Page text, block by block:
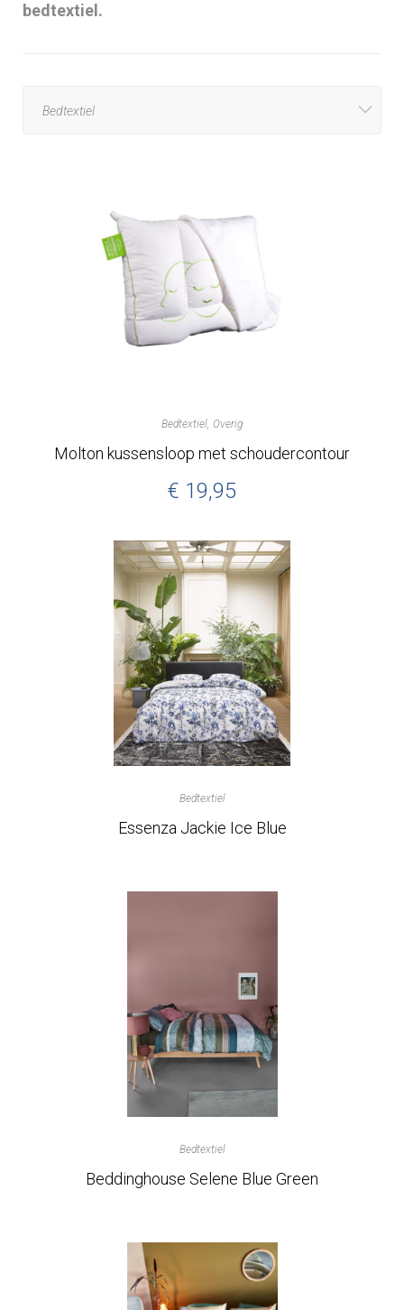
bedtextiel.
Bedtextiel Overig
Molton kussensloop met schoudercontour
€ 19,95
Bedtextiel
Essenza Jackie Ice Blue
Bedtextiel
Beddinghouse Selene Blue Green